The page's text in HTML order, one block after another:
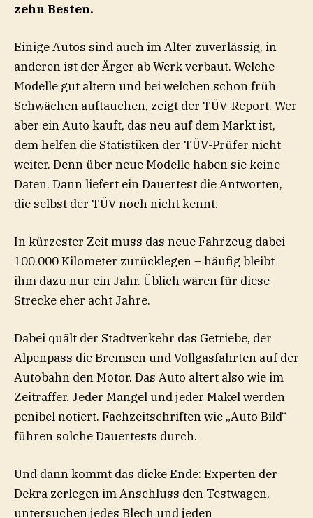
zehn Besten.
Einige Autos sind auch im Alter zuverlässig, in
anderen ist der Ärger ab Werk verbaut. Welche
Modelle gut altern und bei welchen schon früh
Schwächen auftauchen, zeigt der TÜV-Report. Wer
aber ein Auto kauft, das neu auf dem Markt ist,
dem helfen die Statistiken der TÜV-Prüfer nicht
weiter. Denn über neue Modelle haben sie keine
Daten. Dann liefert ein Dauertest die Antworten,
die selbst der TÜV noch nicht kennt.
In kürzester Zeit muss das neue Fahrzeug dabei
100.000 Kilometer zurücklegen – häufig bleibt
ihm dazu nur ein Jahr. Üblich wären für diese
Strecke eher acht Jahre.
Dabei quält der Stadtverkehr das Getriebe, der
Alpenpass die Bremsen und Vollgasfahrten auf der
Autobahn den Motor. Das Auto altert also wie im
Zeitraffer. Jeder Mangel und jeder Makel werden
penibel notiert. Fachzeitschriften wie „Auto Bild“
führen solche Dauertests durch.
Und dann kommt das dicke Ende: Experten der
Dekra zerlegen im Anschluss den Testwagen,
untersuchen jedes Blech und jeden